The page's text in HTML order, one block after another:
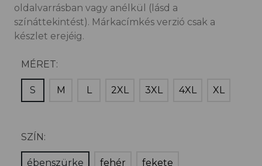
oldalvarrásban vagy anélkül (lásd a
színáttekintést). Márkacímkés verzió csak a
készlet erejéig.
MÉRET:
S M L 2XL 3XL 4XL XL
SZÍN:
ébenszürke fehér fekete